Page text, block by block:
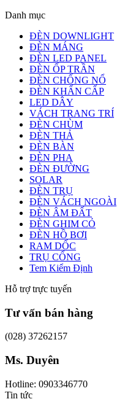
Danh mục
ĐÈN DOWNLIGHT
ĐÈN MÁNG
ĐÈN LED PANEL
ĐÈN ỐP TRẦN
ĐÈN CHỐNG NỔ
ĐÈN KHẨN CẤP
LED DÂY
VÁCH TRANG TRÍ
ĐÈN CHÙM
ĐÈN THẢ
ĐÈN BÀN
ĐÈN PHA
ĐÈN ĐƯỜNG
SOLAR
ĐÈN TRỤ
ĐÈN VÁCH NGOÀI
ĐÈN ÂM ĐẤT
ĐÈN GHIM CỎ
ĐÈN HỒ BƠI
RAM DỐC
TRỤ CỔNG
Tem Kiểm Định
Hỗ trợ trực tuyến
Tư vấn bán hàng
(028) 37262157
Ms. Duyên
Hotline: 0903346770
Tin tức